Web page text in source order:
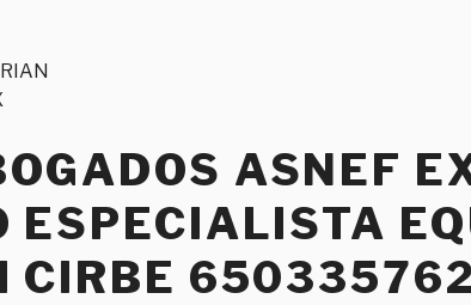
ASNEF
ESPECIALISTA
CIRBE 650335762